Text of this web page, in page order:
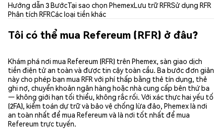
Hướng dẫn 3 BướcTại sao chọn PhemexLưu trữ RFRSử dụng RFR
Phân tích RFRCác loại tiền khác
Tôi có thể mua Refereum (RFR) ở đâu?
Khám phá nơi mua Refereum (RFR) trên Phemex, sàn giao dịch
tiền điện tử an toàn và được tin cậy toàn cầu. Ba bước đơn giản
này cho phép bạn mua RFR với phí thấp bằng thẻ tín dụng, thẻ
ghi nợ, chuyển khoản ngân hàng hoặc nhà cung cấp bên thứ ba
— không giới hạn tối thiểu, không rắc rối. Với xác thực hai yếu tố
(2FA), kiểm toán dự trữ và bảo vệ chống lừa đảo, Phemex là nơi
an toàn nhất để mua Refereum và là nơi tốt nhất để mua
Refereum trực tuyến.